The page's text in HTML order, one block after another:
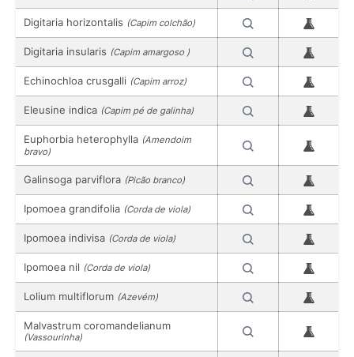
Digitaria horizontalis (Capim colchão)
Digitaria insularis (Capim amargoso )
Echinochloa crusgalli (Capim arroz)
Eleusine indica (Capim pé de galinha)
Euphorbia heterophylla (Amendoim
bravo)
Galinsoga parviflora (Picão branco)
Ipomoea grandifolia (Corda de viola)
Ipomoea indivisa (Corda de viola)
Ipomoea nil (Corda de viola)
Lolium multiflorum (Azevém)
Malvastrum coromandelianum
(Vassourinha)